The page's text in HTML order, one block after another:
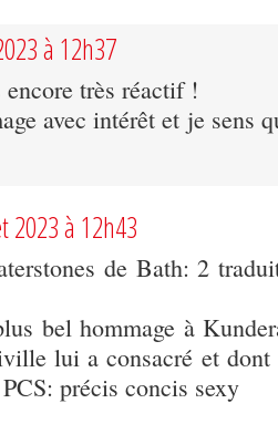
à 12h37
encore très réactif !
avec intérêt et je sens
2023 à 12h43
de Bath: 2
bel hommage à
lui a consacré et
précis concis sexy